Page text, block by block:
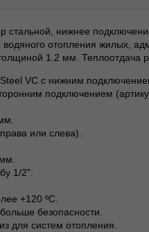
стальной, нижнее
отопления жилых,
1.2 мм. Теплоотдача
VC с нижним
подключением
или слева).
1/2".
+120 ºС.
безопасности.
для систем отопления.